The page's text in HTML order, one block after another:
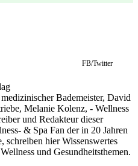
FB/Twitter
Bademeister, David
Melanie Kolenz, - Wellness
und Redakteur dieser
& Spa Fan der in 20 Jahren
schreiben hier Wissenswertes
und Gesundheitsthemen.